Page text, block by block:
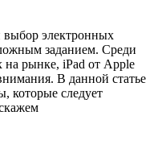
выбор электронных
заданием. Среди
рынке, iPad от Apple
В данной статье
которые следует